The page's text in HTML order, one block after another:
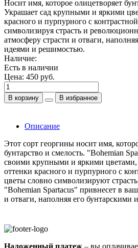
Носит имя, которое олицетворяет
Украшает сад крупными и яркими
красного и пурпурного с
символизируя страсть и
атмосферу страсти и отваги,
идеями и решимостью.
Наличие:
Есть в наличии
Цена: 450 руб.
В корзину В избранное
Описание
Этот сорт георгины носит имя,
бунтарство и смелость. "Bohemian
своими крупными и яркими
оттенки красного и пурпурного с
цветы словно символизируют
"Bohemian Spartacus" привнесет в
и отваги, наполняя его
Наложенный платеж – вы